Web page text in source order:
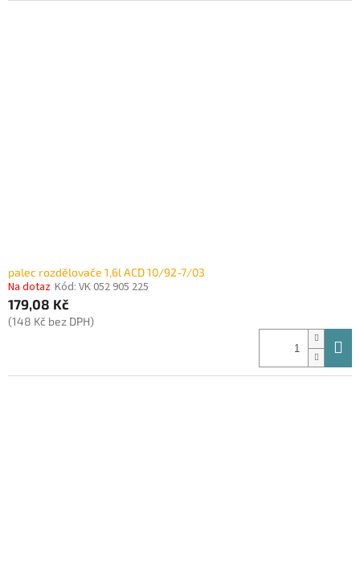
palec rozdělovače 1,6l ACD 10/92-7/03
Na dotaz Kód: VK 052 905 225
179,08 Kč
(148 Kč bez DPH)